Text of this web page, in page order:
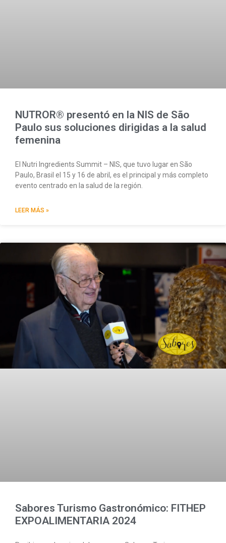
NUTROR® presentó en la NIS de São
Paulo sus soluciones dirigidas a la salud
femenina
El Nutri Ingredients Summit – NIS, que tuvo lugar en São
Paulo, Brasil el 15 y 16 de abril, es el principal y más completo
evento centrado en la salud de la región.
LEER MÁS »
Sabores Turismo Gastronómico: FITHEP
EXPOALIMENTARIA 2024